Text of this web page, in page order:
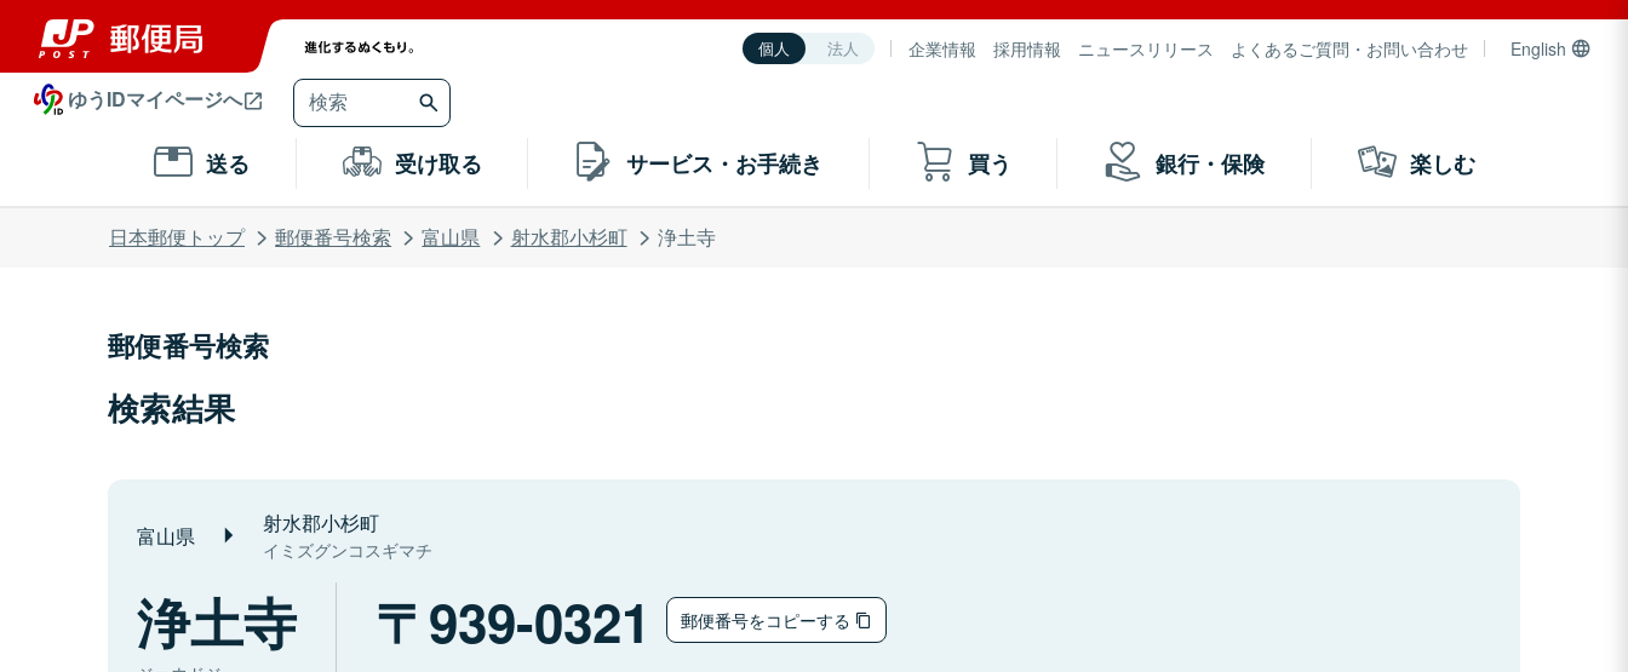
個人 法人 企業情報 採用情報 ニュースリリース よくあるご質問・お問い合わせ English
ゆうIDマイページへ
送る 受け取る サービス・お手続き 買う 銀行・保険 楽しむ
日本郵便トップ 郵便番号検索 富山県 射水郡小杉町 浄土寺
郵便番号検索
検索結果
富山県 射水郡小杉町
イミズグンコスギマチ
浄土寺 939-0321 郵便番号をコピーする